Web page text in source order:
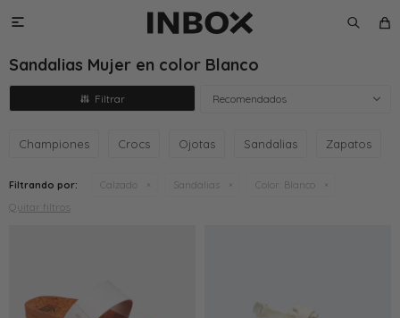

Sandalias Mujer en color Blanco
Recomendados
Championes Crocs Ojotas Sandalias Zapatos
Filtrando por: Calzado Sandalias Color: Blanco
Quitar filtros